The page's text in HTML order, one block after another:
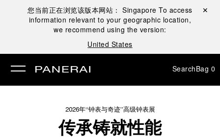
您当前正在浏览该版本网站：Singapore To access
information relevant to your geographic location,
we recommend using the version:
United States
Close ✕
SearchBag 0
2026年“钟表与奇迹”高级钟表展
传承铸就性能